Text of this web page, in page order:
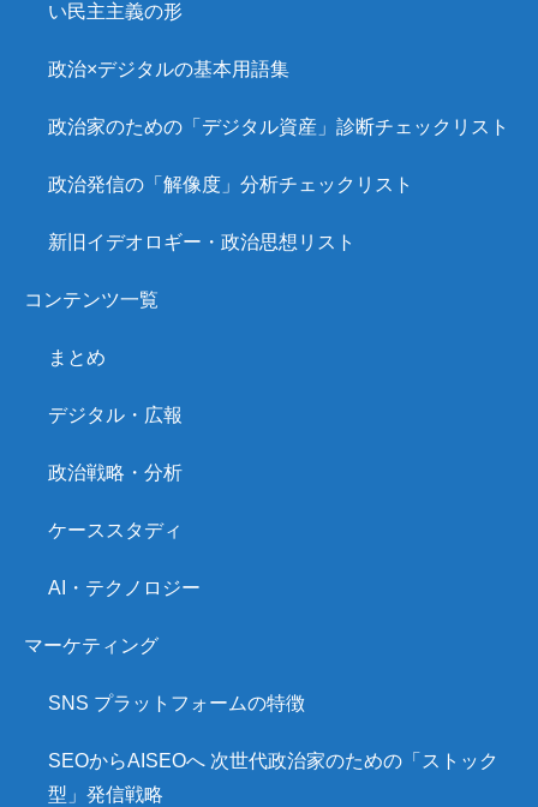
い民主主義の形
政治×デジタルの基本用語集
政治家のための「デジタル資産」診断チェックリスト
政治発信の「解像度」分析チェックリスト
新旧イデオロギー・政治思想リスト
コンテンツ一覧
まとめ
デジタル・広報
政治戦略・分析
ケーススタディ
AI・テクノロジー
マーケティング
SNS プラットフォームの特徴
SEOからAISEOへ 次世代政治家のための「ストック
型」発信戦略